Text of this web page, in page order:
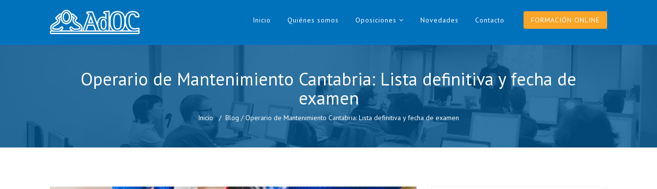
Inicio Quiénes somos Oposiciones Novedades Contacto FORMACIÓN ONLINE
Operario de Mantenimiento Cantabria: Lista definitiva y fecha de
examen
Inicio Blog /Operario de Mantenimiento Cantabria: Lista definitiva y fecha de examen